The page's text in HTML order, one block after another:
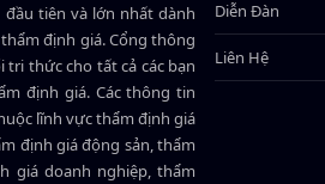
đầu tiên và lớn nhất dành
thẩm định giá. Cổng thông
thức cho tất cả các bạn
định giá. Các thông tin
lĩnh vực thẩm định giá
định giá động sản, thẩm
giá doanh nghiệp, thẩm
Diễn Đàn
Liên Hệ